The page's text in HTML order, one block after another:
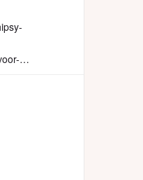
🌻 Een
🌻
landen,
🌻 Een
om